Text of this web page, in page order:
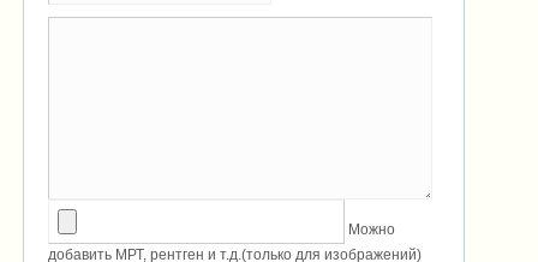
Можно
добавить МРТ, рентген и т.д.(только для изображений)